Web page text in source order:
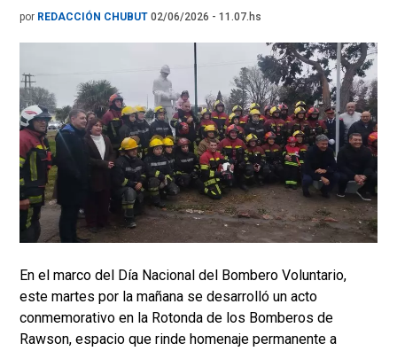
por REDACCIÓN CHUBUT 02/06/2026 - 11.07.hs
En el marco del Día Nacional del Bombero Voluntario,
este martes por la mañana se desarrolló un acto
conmemorativo en la Rotonda de los Bomberos de
Rawson, espacio que rinde homenaje permanente a